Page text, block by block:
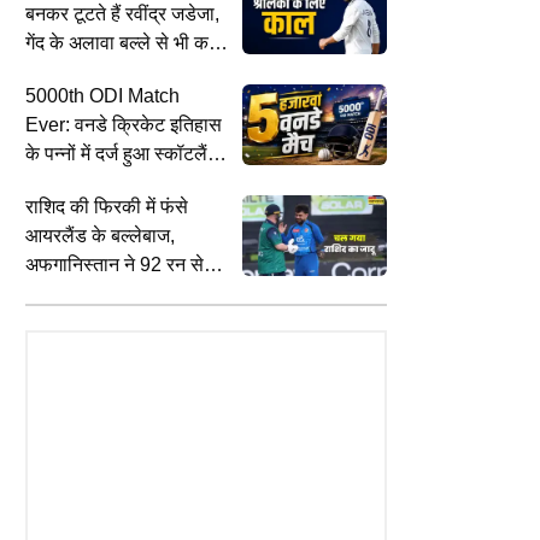
बनकर टूटते हैं रवींद्र जडेजा,
गेंद के अलावा बल्ले से भी करते
5000th ODI Match
Ever: वनडे क्रिकेट इतिहास
के पन्नों में दर्ज हुआ स्कॉटलैंड
राशिद की फिरकी में फंसे
आयरलैंड के बल्लेबाज,
अफगानिस्तान ने 92 रन से